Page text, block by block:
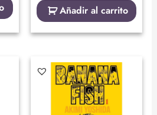
Añadir al carrito